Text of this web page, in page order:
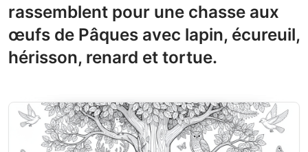
rassemblent pour une chasse aux
œufs de Pâques avec lapin, écureuil,
hérisson, renard et tortue.